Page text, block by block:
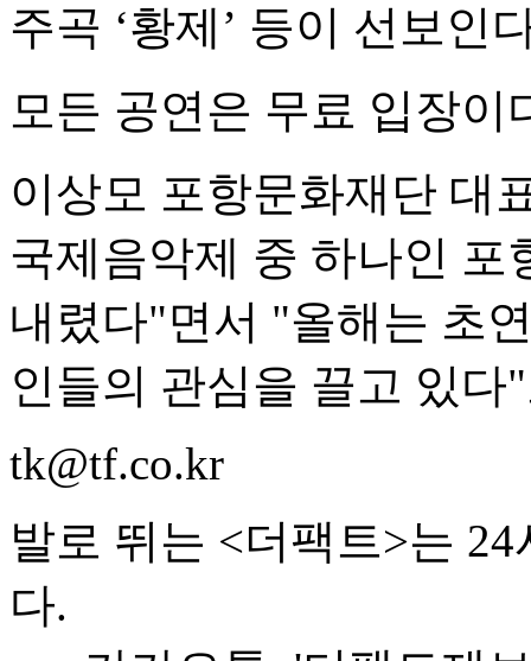
주곡 ‘황제’ 등이 선보인
모든 공연은 무료 입장이
이상모 포항문화재단 대
국제음악제 중 하나인 포
내렸다"면서 "올해는 초
인들의 관심을 끌고 있다
tk@tf.co.kr
발로 뛰는 <더팩트>는
다.